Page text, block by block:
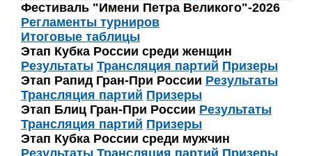
Фестиваль "Имени Петра Великого"-2026
Регламенты турниров
Итоговые таблицы
Этап Кубка России среди женщин
Результаты Трансляция партий Призеры
Этап Рапид Гран-При России Результаты
Трансляция партий Призеры
Этап Блиц Гран-При России Результаты
Трансляция партий Призеры
Этап Кубка России среди мужчин
Результаты Трансляция партий Призеры